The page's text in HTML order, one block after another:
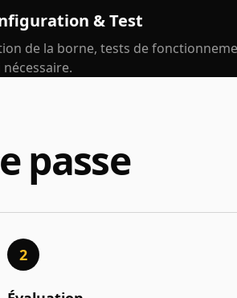
& Test
de la borne, tests de
passe
2